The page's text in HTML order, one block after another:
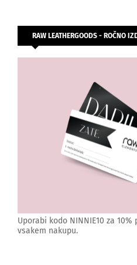
RAW LEATHERGOODS - ROČNO
IZDELKI
Uporabi kodo NINNIE10 za 10%
vsakem nakupu.